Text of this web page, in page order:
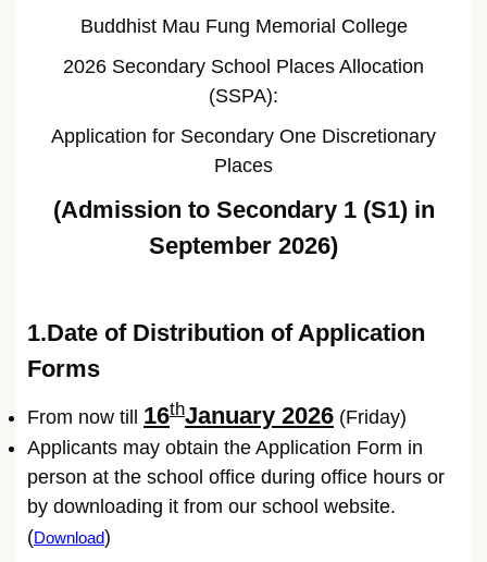
Buddhist Mau Fung Memorial College
2026 Secondary School Places Allocation
(SSPA):
Application for Secondary One Discretionary
Places
(Admission to Secondary 1 (S1) in
September 2026)
1.Date of Distribution of Application
Forms
From now till 16thJanuary 2026 (Friday)
Applicants may obtain the Application Form in
person at the school office during office hours or
by downloading it from our school website.
(Download)